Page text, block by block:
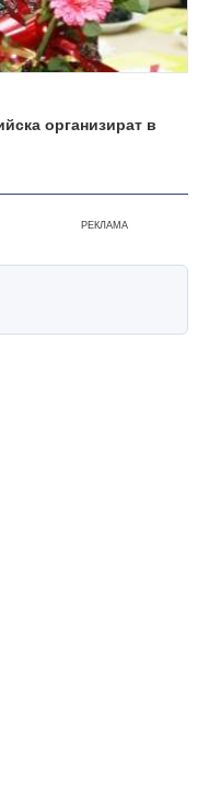
организират в
РЕКЛАМА